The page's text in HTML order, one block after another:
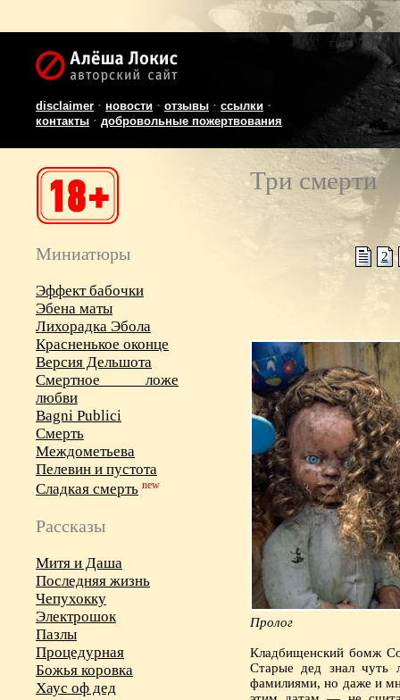
disclaimer · новости · отзывы · ссылки ·
контакты · добровольные пожертвования
Миниатюры
Эффект бабочки
Эбена маты
Лихорадка Эбола
Красненькое оконце
Версия Дельшота
Смертное ложе
любви
Bagni Publici
Смерть
Междометьева
Пелевин и пустота
Сладкая смерть new
Рассказы
Митя и Даша
Последняя жизнь
Чепухокку
Электрошок
Пазлы
Процедурная
Божья коровка
Хаус оф дед
Три смерти
2
Пролог
Кладбищенский бомж
Старые дед знал чуть
фамилиями, но даже и